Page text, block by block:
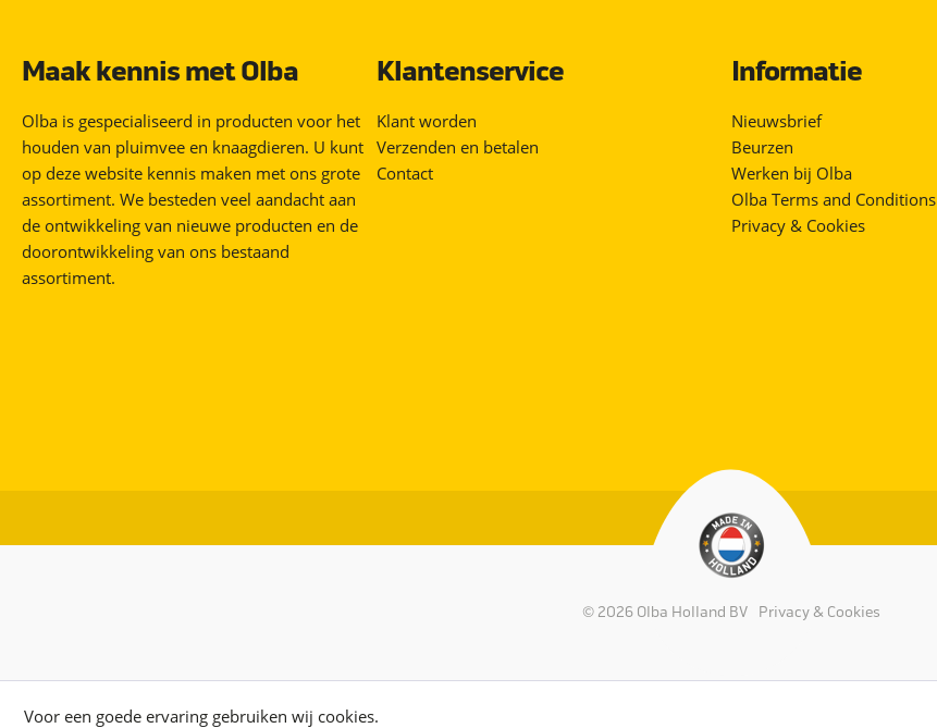
Maak kennis met Olba
Olba is gespecialiseerd in producten voor het
houden van pluimvee en knaagdieren. U kunt
op deze website kennis maken met ons grote
assortiment. We besteden veel aandacht aan
de ontwikkeling van nieuwe producten en de
doorontwikkeling van ons bestaand
assortiment.
Klantenservice
Klant worden
Verzenden en betalen
Contact
Informatie
Nieuwsbrief
Beurzen
Werken bij Olba
Olba Terms and Conditions
Privacy & Cookies
© 2026 Olba Holland BV Privacy & Cookies
Voor een goede ervaring gebruiken wij cookies.